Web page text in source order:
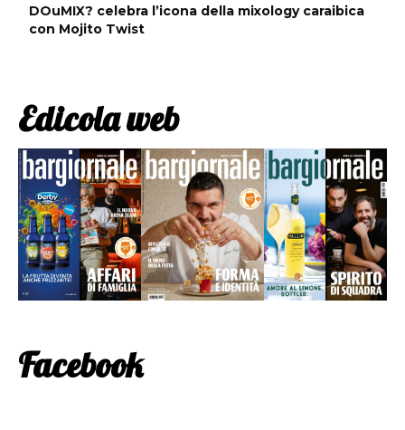
DOuMIX? celebra l’icona della mixology caraibica
con Mojito Twist
Edicola web
Facebook